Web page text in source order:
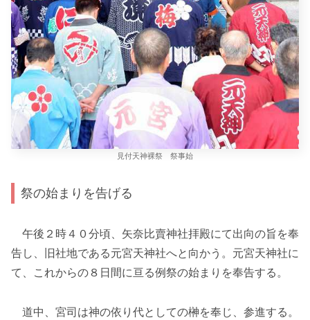
見付天神裸祭 祭事始
祭の始まりを告げる
午後２時４０分頃、矢奈比賣神社拝殿にて出向の旨を奉
告し、旧社地である元宮天神社へと向かう。元宮天神社に
て、これからの８日間に亘る例祭の始まりを奉告する。
道中、宮司は神の依り代としての榊を奉じ、参進する。